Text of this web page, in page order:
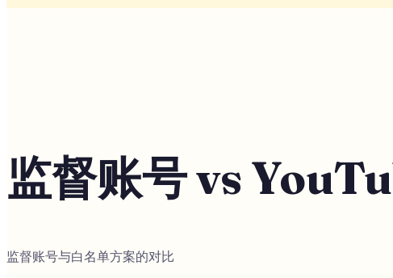
监督账号 vs
监督账号与白名单方案的对比